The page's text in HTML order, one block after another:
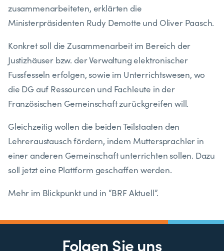
zusammenarbeiteten, erklärten die
Ministerpräsidenten Rudy Demotte und Oliver Paasch.
Konkret soll die Zusammenarbeit im Bereich der
Justizhäuser bzw. der Verwaltung elektronischer
Fussfesseln erfolgen, sowie im Unterrichtswesen, wo
die DG auf Ressourcen und Fachleute in der
Französischen Gemeinschaft zurückgreifen will.
Gleichzeitig wollen die beiden Teilstaaten den
Lehreraustausch fördern, indem Muttersprachler in
einer anderen Gemeinschaft unterrichten sollen. Dazu
soll jetzt eine Plattform geschaffen werden.
Mehr im Blickpunkt und in “BRF Aktuell”.
Folgen Sie uns